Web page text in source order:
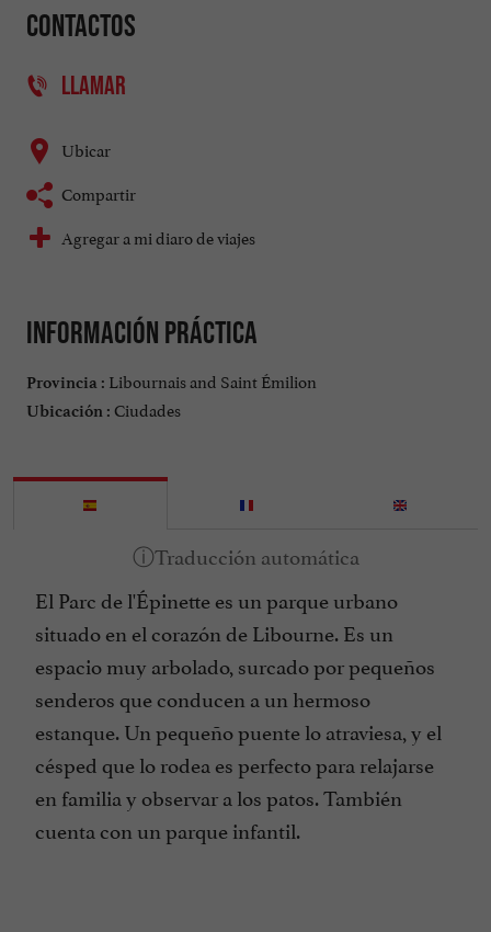
Contactos
LLAMAR
Ubicar
Compartir
Agregar a mi diaro de viajes
Información práctica
Provincia : Libournais and Saint Émilion
Ubicación : Ciudades
El Parc de l'Épinette es un parque urbano
situado en el corazón de Libourne. Es un
espacio muy arbolado, surcado por pequeños
senderos que conducen a un hermoso
estanque. Un pequeño puente lo atraviesa, y el
césped que lo rodea es perfecto para relajarse
en familia y observar a los patos. También
cuenta con un parque infantil.